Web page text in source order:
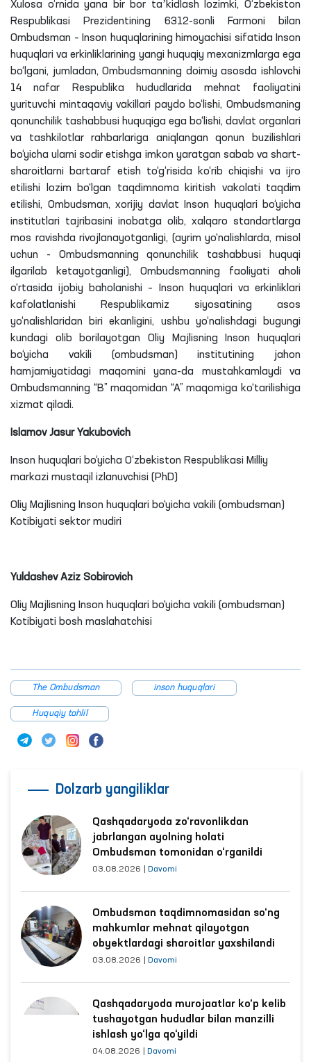
Xulosa o‘rnida yana bir bor taʼkidlash lozimki, O‘zbekiston
Respublikasi Prezidentining 6312-sonli Farmoni bilan
Ombudsman – Inson huquqlarining himoyachisi sifatida Inson
huquqlari va erkinliklarining yangi huquqiy mexanizmlarga ega
bo‘lgani, jumladan, Ombudsmanning doimiy asosda ishlovchi
14 nafar Respublika hududlarida mehnat faoliyatini
yurituvchi mintaqaviy vakillari paydo bo‘lishi, Ombudsmaning
qonunchilik tashabbusi huquqiga ega bo‘lishi, davlat organlari
va tashkilotlar rahbarlariga aniqlangan qonun buzilishlari
bo‘yicha ularni sodir etishga imkon yaratgan sabab va shart-
sharoitlarni bartaraf etish to‘g‘risida ko‘rib chiqishi va ijro
etilishi lozim bo‘lgan taqdimnoma kiritish vakolati taqdim
etilishi, Ombudsman, xorijiy davlat Inson huquqlari bo‘yicha
institutlari tajribasini inobatga olib, xalqaro standartlarga
mos ravishda rivojlanayotganligi, (ayrim yo‘nalishlarda, misol
uchun - Ombudsmanning qonunchilik tashabbusi huquqi
ilgarilab ketayotganligi), Ombudsmanning faoliyati aholi
o‘rtasida ijobiy baholanishi – Inson huquqlari va erkinliklari
kafolatlanishi Respublikamiz siyosatining asos
yo‘nalishlaridan biri ekanligini, ushbu yo‘nalishdagi bugungi
kundagi olib borilayotgan Oliy Majlisning Inson huquqlari
bo‘yicha vakili (ombudsman) institutining jahon
hamjamiyatidagi maqomini yana-da mustahkamlaydi va
Ombudsmanning “B” maqomidan “A” maqomiga ko‘tarilishiga
xizmat qiladi.
Islamov Jasur Yakubovich
Inson huquqlari bo‘yicha O‘zbekiston Respublikasi Milliy
markazi mustaqil izlanuvchisi (PhD)
Oliy Majlisning Inson huquqlari bo‘yicha vakili (ombudsman)
Kotibiyati sektor mudiri
Yuldashev Aziz Sobirovich
Oliy Majlisning Inson huquqlari bo‘yicha vakili (ombudsman)
Kotibiyati bosh maslahatchisi
The Ombudsman inson huquqlari
Huquqiy tahlil
Dolzarb yangiliklar
Qashqadaryoda zo‘ravonlikdan
jabrlangan ayolning holati
Ombudsman tomonidan o‘rganildi
03.08.2026 Davomi
Ombudsman taqdimnomasidan so‘ng
mahkumlar mehnat qilayotgan
obyektlardagi sharoitlar yaxshilandi
03.08.2026 Davomi
Qashqadaryoda murojaatlar ko‘p kelib
tushayotgan hududlar bilan manzilli
ishlash yo‘lga qo‘yildi
04.08.2026 Davomi